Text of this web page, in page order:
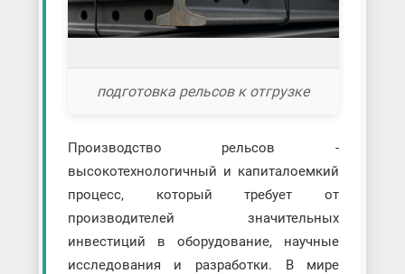
подготовка рельсов к отгрузке
Производство рельсов -
высокотехнологичный и капиталоемкий
процесс, который требует от
производителей значительных
инвестиций в оборудование, научные
исследования и разработки. В мире